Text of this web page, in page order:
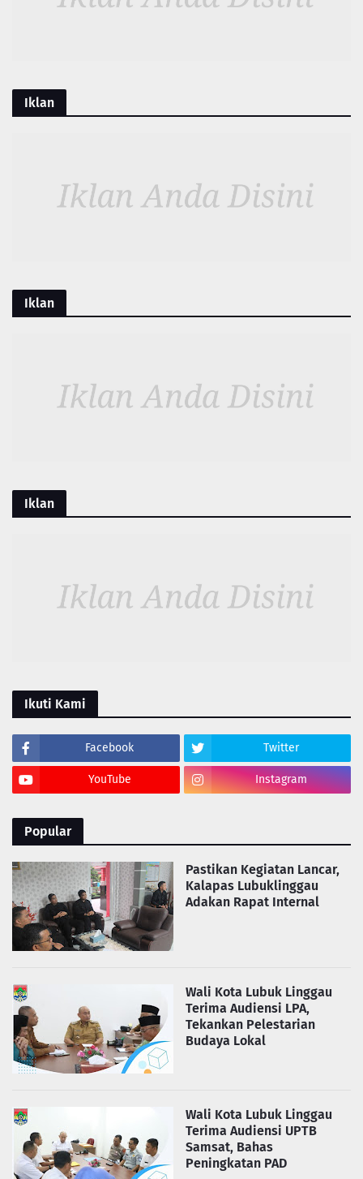
Iklan
Iklan
Iklan
Ikuti Kami
Facebook Twitter
YouTube Instagram
Popular
Pastikan Kegiatan Lancar,
Kalapas Lubuklinggau
Adakan Rapat Internal
Wali Kota Lubuk Linggau
Terima Audiensi LPA,
Tekankan Pelestarian
Budaya Lokal
Wali Kota Lubuk Linggau
Terima Audiensi UPTB
Samsat, Bahas
Peningkatan PAD